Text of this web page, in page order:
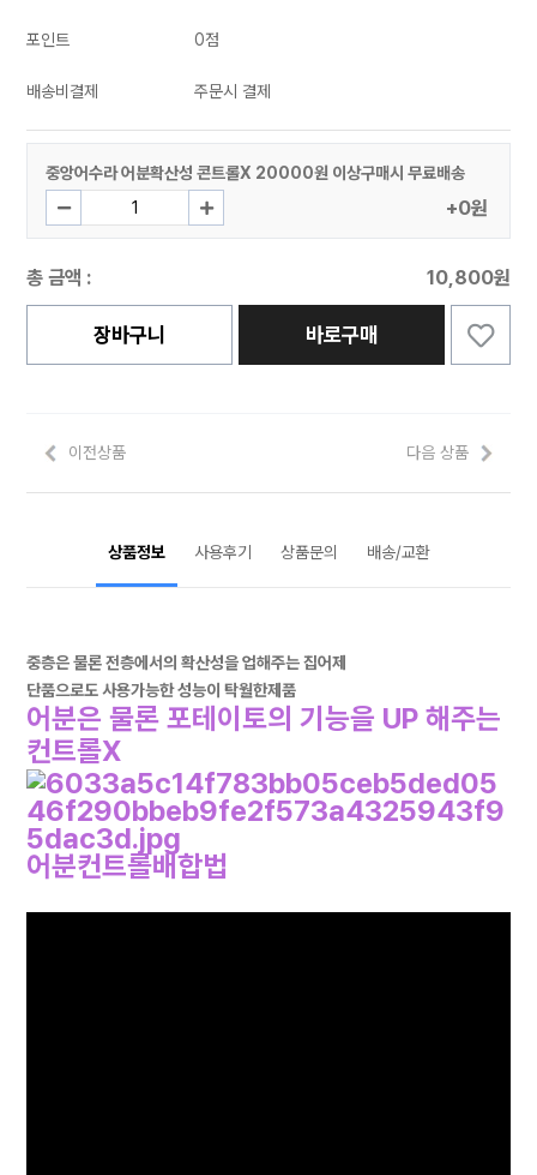
포인트 0점
배송비결제 주문시 결제
중앙어수라 어분확산성 콘트롤X 20000원 이상구매시 무료배송
+0원
총 금액 : 10,800원
장바구니 바로구매
이전상품 다음 상품
상품정보 사용후기 상품문의 배송/교환
중층은 물론 전층에서의 확산성을 업해주는 집어제
단품으로도 사용가능한 성능이 탁월한제품
어분은 물론 포테이토의 기능을 UP 해주는
컨트롤X
어분컨트롤배합법